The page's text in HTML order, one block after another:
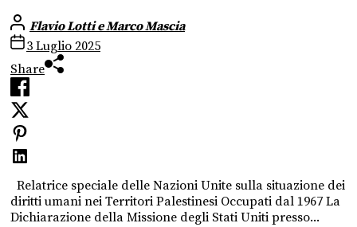
Flavio Lotti e Marco Mascia
3 Luglio 2025
Share
Relatrice speciale delle Nazioni Unite sulla situazione dei
diritti umani nei Territori Palestinesi Occupati dal 1967 La
Dichiarazione della Missione degli Stati Uniti presso...